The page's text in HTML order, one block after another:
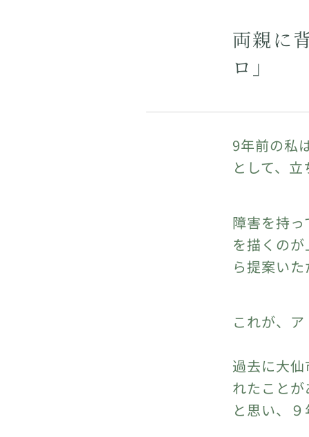
両親に
ロ」
9年前の私
として、
障害を持
を描くの
ら提案い
これが、
過去に大
れたこと
と思い、